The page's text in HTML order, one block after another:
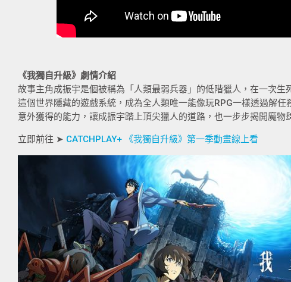
《我獨自升級》劇情介紹
故事主角成振宇是個被稱為「人類最弱兵器」的低階獵人，在一次生
這個世界隱藏的遊戲系統，成為全人類唯一能像玩RPG一樣透過解
意外獲得的能力，讓成振宇踏上頂尖獵人的道路，也一步步揭開魔物
立即前往 ➤ CATCHPLAY+ 《我獨自升級》第一季動畫線上看